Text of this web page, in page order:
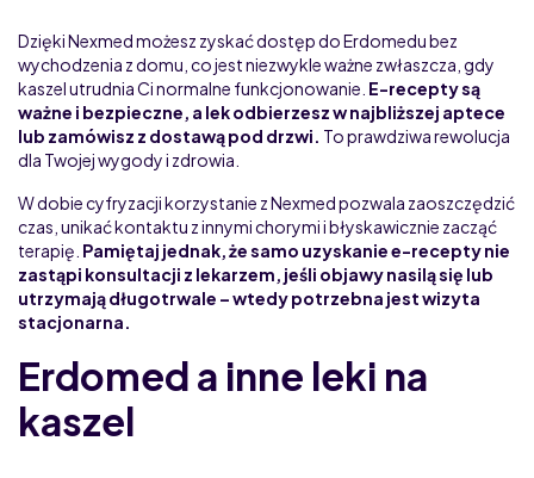
Dzięki Nexmed możesz zyskać dostęp do Erdomedu bez
wychodzenia z domu, co jest niezwykle ważne zwłaszcza, gdy
kaszel utrudnia Ci normalne funkcjonowanie. E-recepty są
ważne i bezpieczne, a lek odbierzesz w najbliższej aptece
lub zamówisz z dostawą pod drzwi. To prawdziwa rewolucja
dla Twojej wygody i zdrowia.
W dobie cyfryzacji korzystanie z Nexmed pozwala zaoszczędzić
czas, unikać kontaktu z innymi chorymi i błyskawicznie zacząć
terapię. Pamiętaj jednak, że samo uzyskanie e-recepty nie
zastąpi konsultacji z lekarzem, jeśli objawy nasilą się lub
utrzymają długotrwale – wtedy potrzebna jest wizyta
stacjonarna.
Erdomed a inne leki na
kaszel